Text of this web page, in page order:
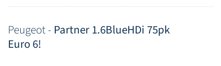
Peugeot - Partner 1.6BlueHDi 75pk
Euro 6!